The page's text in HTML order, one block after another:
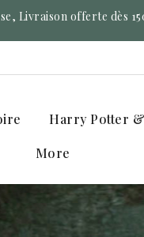
Livraison offerte dès
Harry Potter
More